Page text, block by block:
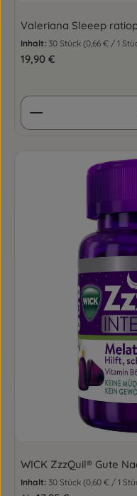
Valeriana Sleeep
Inhalt: 30 Stück (0,66 € / 1
Regulärer Preis:
19,90 €
Produkt Anzahl:
WICK ZzzQuil® Gute
Inhalt: 30 Stück (0,60 € / 1